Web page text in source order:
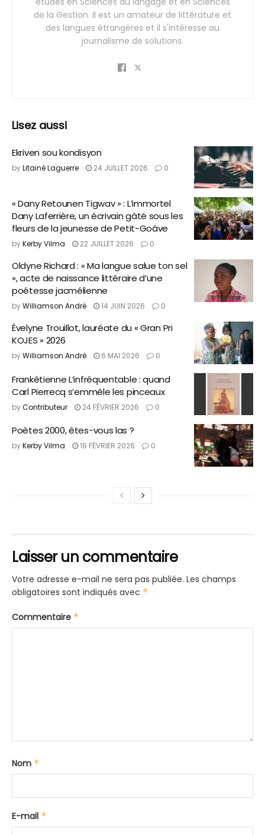
de la Gestion. il est un amateur de littérature et
des langues étrangères et il s'intéresse au
journalisme de solutions.
Lisez aussi
Ekriven sou kondisyon
byLitainé Laguerre 24 JUILLET 2026 0
« Dany Retounen Tigwav » : L’immortel
Dany Laferrière, un écrivain gâté sous les
fleurs de la jeunesse de Petit-Goâve
byKerby Vilma 22 JUILLET 2026 0
Oldyne Richard : « Ma langue salue ton sel
», acte de naissance littéraire d’une
poétesse jacmélienne
byWilliamson André 14 JUIN 2026 0
Évelyne Trouillot, lauréate du « Gran Pri
KOJES » 2026
byWilliamson André 6 MAI 2026 0
Frankétienne L’infréquentable : quand
Carl Pierrecq s’emmêle les pinceaux
byContributeur 24 FÉVRIER 2026 0
Poètes 2000, êtes-vous las ?
byKerby Vilma 16 FÉVRIER 2026 0
Laisser un commentaire
Votre adresse e-mail ne sera pas publiée. Les champs
obligatoires sont indiqués avec *
Commentaire *
Nom *
E-mail *